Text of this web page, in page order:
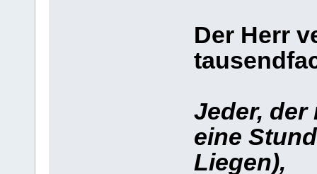
Der Herr
Jeder, der
eine
Liegen),